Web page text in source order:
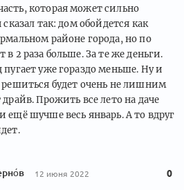
которая может сильно
сказал так: дом обойдется как
районе города, но по
в 2 раза больше. За те же деньги.
пугает уже гораздо меньше. Ну и
решиться будет очень не лишним
драйв. Прожить все лето на даче
ещё шучше весь январь. А то вдруг
12 июня 2022 0